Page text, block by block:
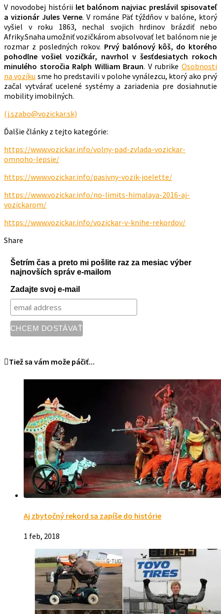
V novodobej histórii let balónom najviac preslávil spisovateľ
a vizionár Jules Verne. V románe Päť týždňov v balóne, ktorý
vyšiel v roku 1863, nechal svojich hrdinov brázdiť nebo
Afriky.Snaha umožniť vozičkárom absolvovať let balónom nie je
rozmar z posledných rokov. Prvý balónový kôš, do ktorého
pohodlne vošiel vozičkár, navrhol v šesťdesiatych rokoch
minulého storočia Ralph William Braun. V rubrikeOsobnosti
na vozíku sme ho predstavili v polohe vynálezcu, ktorý ako prvý
začal vytvárať ucelené systémy a zariadenia pre dosiahnutie
mobility imobilných.
(j.szabo@vozickar.sk)
Ďalšie články z tejto kategórie:
https://www.vozickar.info/volny-pad-zvlada-vozickar-
omnoho-lepsie/
https://www.vozickar.info/pasivny-vozik-joelette/
https://www.vozickar.info/no-limits-himalaya-2016-aj-
vozickarom/
https://www.vozickar.info/vozickar-v-knihe-rekordov/
Share
Šetrím čas a preto mi pošlite raz za mesiac výber
najnovších správ e-mailom
Zadajte svoj e-mail
Tiež sa vám može páčiť...
Aj zbytočný rekord sa zapíše do histórie
1 feb, 2018